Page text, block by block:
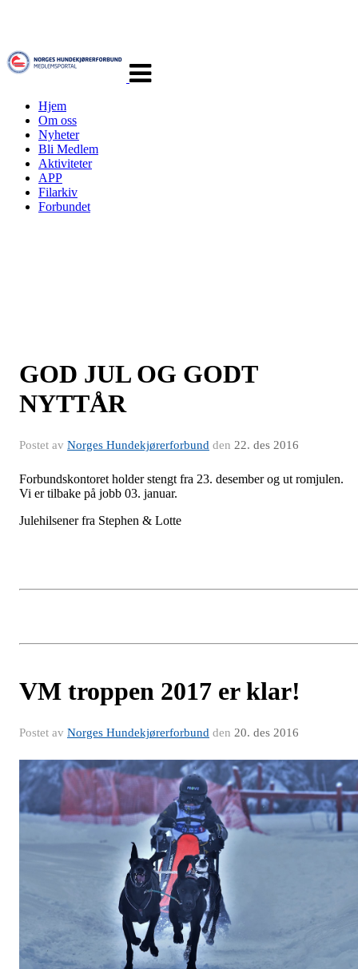
navigasjon
Hjem
Om oss
Nyheter
Bli Medlem
Aktiviteter
APP
Filarkiv
Forbundet
GOD JUL OG GODT
NYTTÅR
Postet av Norges Hundekjørerforbund den 22. des 2016
Forbundskontoret holder stengt fra 23. desember og ut romjulen.
Vi er tilbake på jobb 03. januar.
Julehilsener fra Stephen & Lotte
VM troppen 2017 er klar!
Postet av Norges Hundekjørerforbund den 20. des 2016